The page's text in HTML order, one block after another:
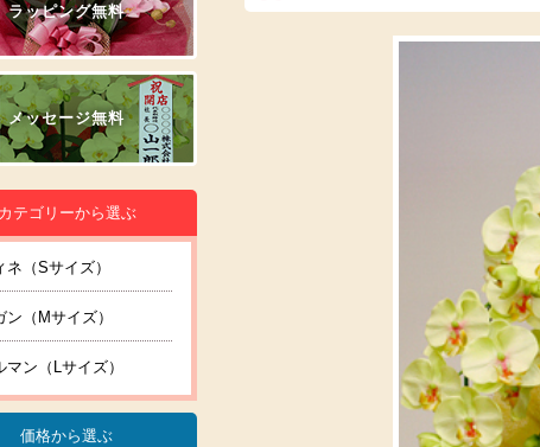
ラッピング無料
メッセージ無料
カテゴリーから選ぶ
ネ（Sサイズ）
ン（Mサイズ）
マン（Lサイズ）
価格から選ぶ